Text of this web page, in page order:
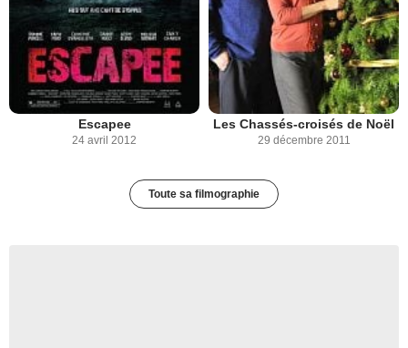
Escapee
24 avril 2012
Les Chassés-croisés de Noël
29 décembre 2011
Toute sa filmographie